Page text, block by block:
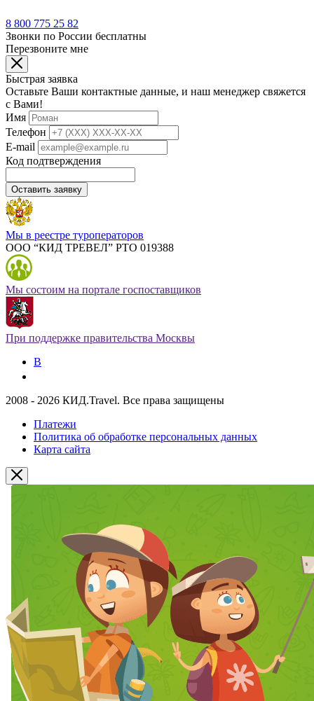
8 800 775 25 82
Звонки по России бесплатны
Перезвоните мне
Быстрая заявка
Оставьте Ваши контактные данные, и наш менеджер свяжется
с Вами!
Имя
Телефон
E-mail
Код подтверждения
Оставить заявку
Мы в реестре туроператоров
ООО “КИД ТРЕВЕЛ” РТО 019388
Мы состоим на портале госпоставщиков
При поддержке правительства Москвы
В
2008 - 2026 КИД.Travel. Все права защищены
Платежи
Политика об обработке персональных данных
Карта сайта